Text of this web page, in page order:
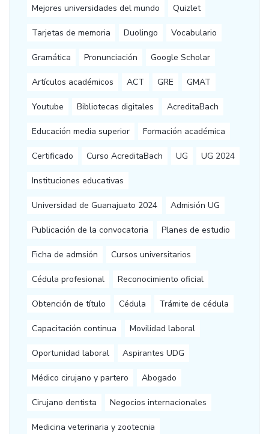
Mejores universidades del mundo Quizlet
Tarjetas de memoria Duolingo Vocabulario
Gramática Pronunciación Google Scholar
Artículos académicos ACT GRE GMAT
Youtube Bibliotecas digitales AcreditaBach
Educación media superior Formación académica
Certificado Curso AcreditaBach UG UG 2024
Instituciones educativas
Universidad de Guanajuato 2024 Admisión UG
Publicación de la convocatoria Planes de estudio
Ficha de admsión Cursos universitarios
Cédula profesional Reconocimiento oficial
Obtención de título Cédula Trámite de cédula
Capacitación continua Movilidad laboral
Oportunidad laboral Aspirantes UDG
Médico cirujano y partero Abogado
Cirujano dentista Negocios internacionales
Medicina veterinaria y zootecnia